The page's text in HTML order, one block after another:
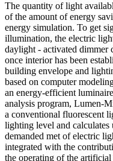
The quantity of light
of the amount of energy
energy simulation. To get
illumination, the electric
daylight - activated dimmer
once interior has been
building envelope and
based on computer
an energy-efficient
analysis program, Lumen-
a conventional fluorescent
lighting level and
demanded met of electric
integrated with the
the operating of the